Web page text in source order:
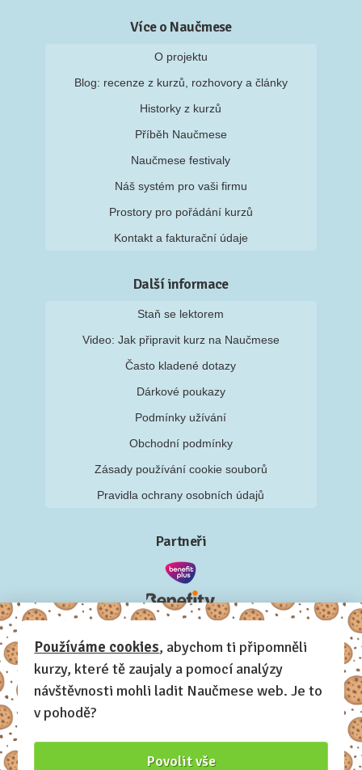
Více o Naučmese
O projektu
Blog: recenze z kurzů, rozhovory a články
Historky z kurzů
Příběh Naučmese
Naučmese festivaly
Náš systém pro vaši firmu
Prostory pro pořádání kurzů
Kontakt a fakturační údaje
Další informace
Staň se lektorem
Video: Jak připravit kurz na Naučmese
Často kladené dotazy
Dárkové poukazy
Podmínky užívání
Obchodní podmínky
Zásady používání cookie souborů
Pravidla ochrany osobních údajů
Partneři
Používáme cookies, abychom ti připomněli
kurzy, které tě zaujaly a pomocí analýzy
návštěvnosti mohli ladit Naučmese web. Je to
v pohodě?
Povolit vše